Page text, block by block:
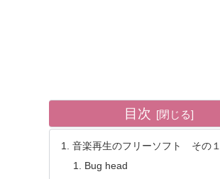
目次
音楽再生のフリーソフト その１
Bug head